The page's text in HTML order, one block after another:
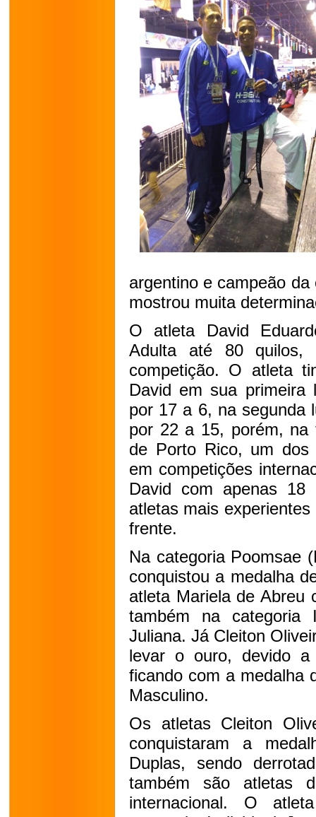
argentino e campeão
mostrou muita
O atleta David
Adulta até 80 quilos,
competição. O atleta
David em sua primeira
por 17 a 6, na segunda
por 22 a 15, porém, na
de Porto Rico, um dos
em competições
David com apenas 18
atletas mais
frente.
Na categoria Poomsae
conquistou a medalha
atleta Mariela de Abreu
também na categoria
Juliana. Já Cleiton
levar o ouro, devido a
ficando com a medalha
Masculino.
Os atletas Cleiton
conquistaram a
Duplas, sendo
também são atletas
internacional. O